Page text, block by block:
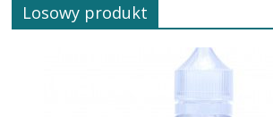
Losowy produkt